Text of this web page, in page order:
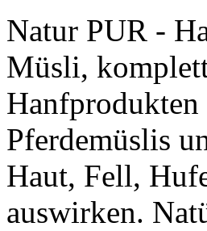
Natur PUR -
Müsli,
Hanfprodukten
Pferdemüslis
Haut, Fell,
auswirken.